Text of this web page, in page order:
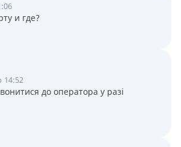
и где?
14:52
до оператора у разі